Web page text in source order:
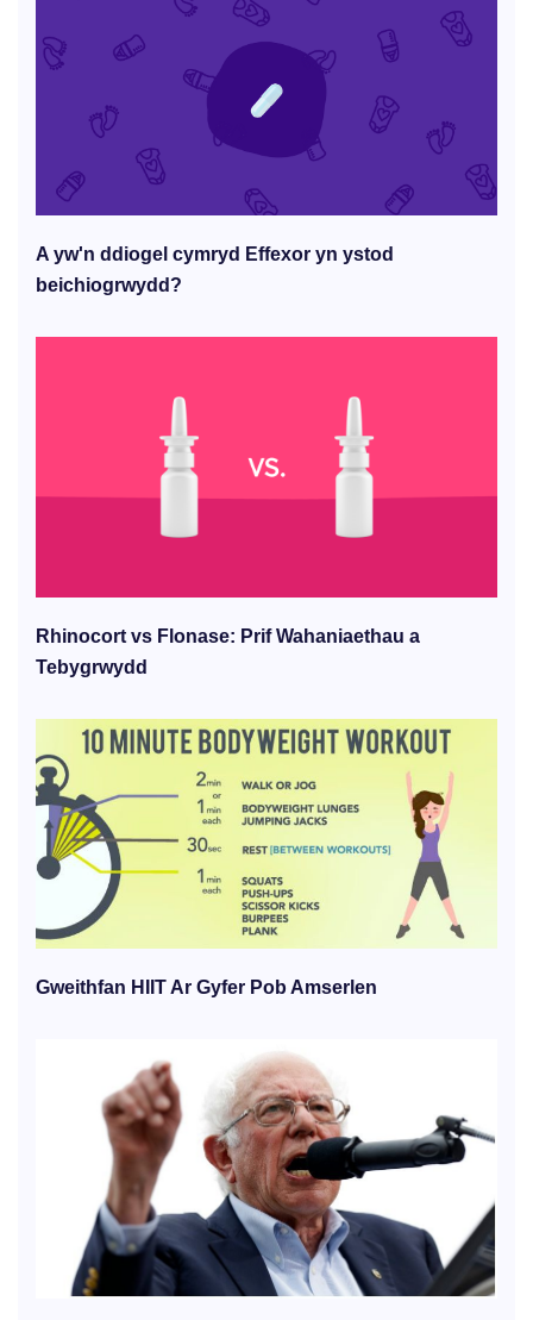
A yw'n ddiogel cymryd Effexor yn ystod
beichiogrwydd?
Rhinocort vs Flonase: Prif Wahaniaethau a
Tebygrwydd
Gweithfan HIIT Ar Gyfer Pob Amserlen